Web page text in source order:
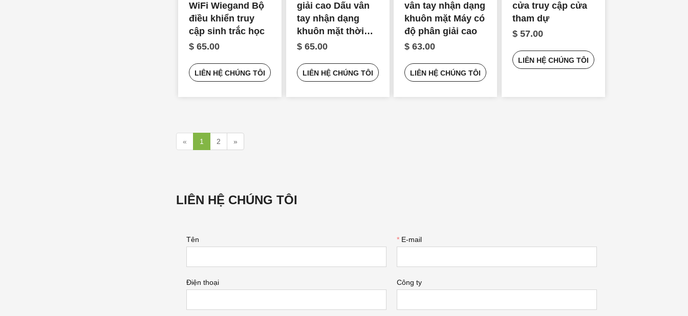
WiFi Wiegand Bộ
điều khiển truy
cập sinh trắc học
$ 65.00
LIÊN HỆ CHÚNG TÔI
giải cao Dấu vân
tay nhận dạng
khuôn mặt thời
gian tham dự Máy
để bán
$ 65.00
LIÊN HỆ CHÚNG TÔI
vân tay nhận dạng
khuôn mặt Máy có
độ phân giải cao
$ 63.00
LIÊN HỆ CHÚNG TÔI
cửa truy cập cửa
tham dự
$ 57.00
LIÊN HỆ CHÚNG TÔI
« 1 2 »
LIÊN HỆ CHÚNG TÔI
Tên * E-mail
Điện thoại Công ty